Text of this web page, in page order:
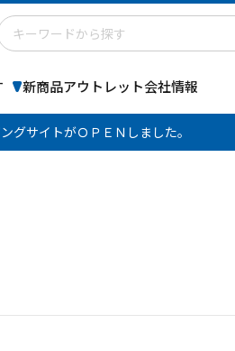
新商品アウトレット会社情報
グサイトがＯＰＥＮしました。